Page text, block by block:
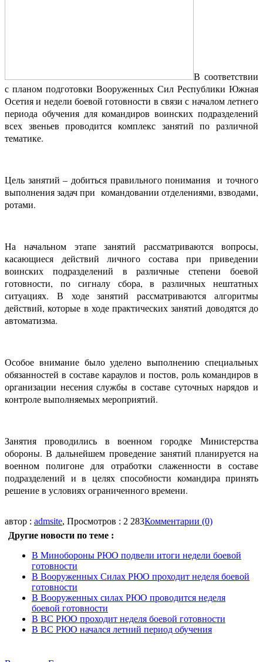
В соответствии
с планом подготовки Вооруженных Сил Республики Южная
Осетия и недели боевой готовности в связи с началом летнего
периода обучения для командиров воинских подразделений
всех звеньев проводится комплекс занятий по различной
тематике.
Цель занятий – добиться правильного понимания и точного
выполнения задач при командовании отделениями, взводами,
ротами.
На начальном этапе занятий рассматриваются вопросы,
касающиеся действий личного состава при приведении
воинских подразделений в различные степени боевой
готовности, по сигналу сбора, в различных нештатных
ситуациях. В ходе занятий рассматриваются алгоритмы
действий, которые в ходе практических занятий доводятся до
автоматизма.
Особое внимание было уделено выполнению специальных
обязанностей в составе караулов и постов, роль командиров в
организации несения службы в составе суточных нарядов и
контроле выполняемых мероприятий.
Занятия проводились в военном городке Министерства
обороны. В дальнейшем проведение занятий планируется на
военном полигоне для отработки слаженности в составе
подразделений и в целях способности командира принять
решение в условиях ограниченного времени.
автор : admsite, Просмотров : 2 283Комментарии (0)
Другие новости по теме :
В Минобороны РЮО подвели итоги недели боевой
готовности
В Вооруженных Силах РЮО проходит неделя боевой
готовности
В Вооруженных силах РЮО проводится неделя
боевой готовности
В ВС РЮО проходит неделя боевой готовности
В ВС РЮО начался летний период обучения